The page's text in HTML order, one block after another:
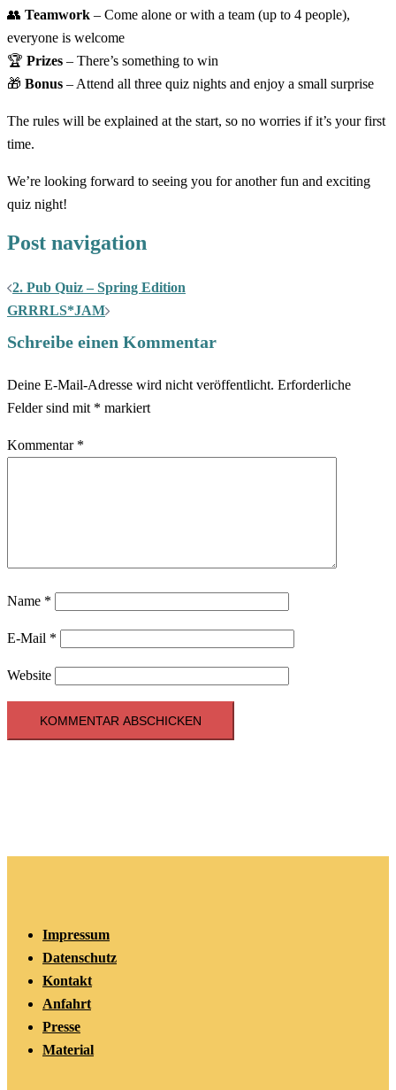
👥 Teamwork – Come alone or with a team (up to 4 people),
everyone is welcome
🏆 Prizes – There’s something to win
🎁 Bonus – Attend all three quiz nights and enjoy a small surprise
The rules will be explained at the start, so no worries if it’s your first
time.
We’re looking forward to seeing you for another fun and exciting
quiz night!
Post navigation
2. Pub Quiz – Spring Edition
GRRRLS*JAM
Schreibe einen Kommentar
Deine E-Mail-Adresse wird nicht veröffentlicht. Erforderliche
Felder sind mit * markiert
Kommentar *
Name *
E-Mail *
Website
Impressum
Datenschutz
Kontakt
Anfahrt
Presse
Material